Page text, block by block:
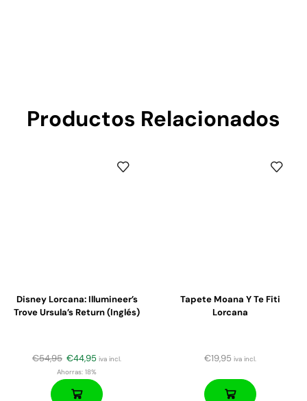
Productos Relacionados
Disney Lorcana: Illumineer’s
Trove Ursula’s Return (Inglés)
€54,95 €44,95 iva incl.
Ahorras: 18%
Tapete Moana Y Te Fiti
Lorcana
€19,95 iva incl.